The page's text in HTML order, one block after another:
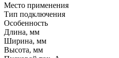
Место применения
Тип подключения
Особенность
Длина, мм
Ширина, мм
Высота, мм